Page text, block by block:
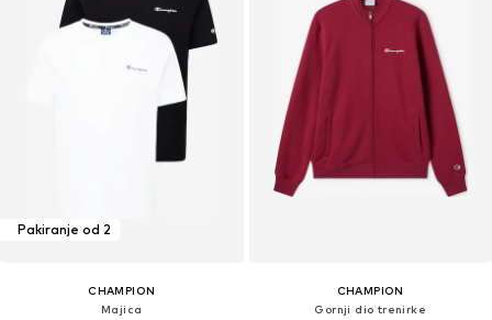
Pakiranje od 2
CHAMPION
Majica
CHAMPION
Gornji dio trenirke